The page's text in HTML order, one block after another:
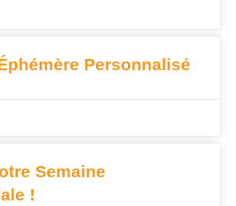
Personnalisé
Semaine
!